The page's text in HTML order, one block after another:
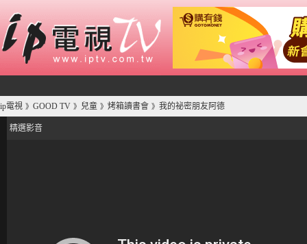
ip電視 》 GOOD TV 》 兒童 》 烤箱讀書會 》 我的祕密朋友阿德
精選影音